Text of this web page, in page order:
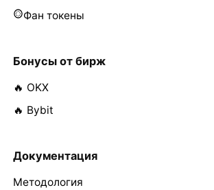
Фан токены
Бонусы от бирж
🔥 OKX
🔥 Bybit
Документация
Методология